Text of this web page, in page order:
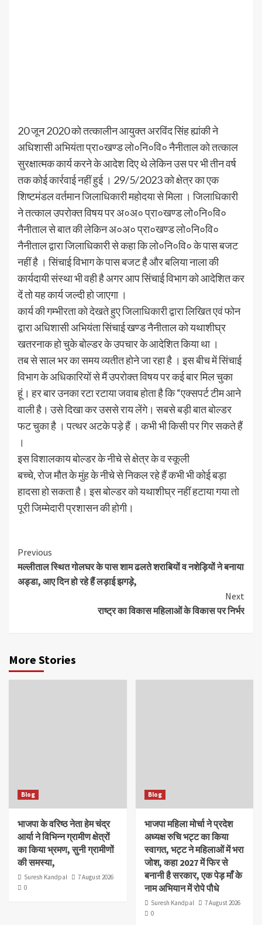
20 जून 2020 को तत्कालीन आयुक्त अरविंद सिंह ह्यांकी ने
अधिशासी अभियंता प्रा०खण्ड लो०नि०वि० नैनीताल को तत्काल
सुरक्षात्मक कार्य करने के आदेश दिए थे लेकिन उस पर भी तीन वर्ष
तक कोई कार्रवाई नहीं हुई । 29/5/2023 को क्षेत्र का एक
शिष्टमंडल वर्तमान जिलाधिकारी महोदया से मिला । जिलाधिकारी
ने तत्काल उपरोक्त विषय पर अ०अ० प्रा०खण्ड लो०नि०वि०
नैनीताल से बात की लेकिन अ०अ० प्रा०खण्ड लो०नि०वि०
नैनीताल द्वारा जिलाधिकारी से कहा कि लो०नि०वि० के पास बजट
नहीं है । सिंचाई विभाग के पास बजट है और बलिया नाला की
कार्यदायी संस्था भी वही है अगर आप सिंचाई विभाग को आदेशित कर
दें तो यह कार्य जल्दी हो जाएगा ।
कार्य की गम्भीरता को देखते हुए जिलाधिकारी द्वारा लिखित एवं फोन
द्वारा अधिशासी अभियंता सिंचाई खण्ड नैनीताल को यथाशीघ्र
खतरनाक हो चुके बोल्डर के उपचार के आदेशित किया था ।
तब से साल भर का समय व्यतीत होने जा रहा है । इस बीच में सिंचाई
विभाग के अधिकारियों से मैं उपरोक्त विषय पर कई बार मिल चुका
हूं। हर बार उनका रटा रटाया जवाब होता है कि “एक्सपर्ट टीम आने
वाली है। उसे दिखा कर उससे राय लेंगे। सबसे बड़ी बात बोल्डर
फट चुका है । पत्थर अटके पड़े हैं । कभी भी किसी पर गिर सकते हैं
।
इस विशालकाय बोल्डर के नीचे से क्षेत्र के व स्कूली
बच्चे, रोज मौत के मुंह के नीचे से निकल रहे हैं कभी भी कोई बड़ा
हादसा हो सकता है। इस बोल्डर को यथाशीघ्र नहीं हटाया गया तो
पूरी जिम्मेदारी प्रशासन की होगी।
Continue
Reading
Previous
मल्लीताल स्थित गोलघर के पास शाम ढलते शराबियों व नशेड़ियों ने बनाया
अड्डा, आए दिन हो रहे हैं लड़ाई झगड़े,
Next
राष्ट्र का विकास महिलाओं के विकास पर निर्भर
More Stories
Blog
भाजपा के वरिष्ठ नेता हेम चंद्र
आर्या ने विभिन्न ग्रामीण क्षेत्रों
का किया भ्रमण, सुनी ग्रामीणों
की समस्या,
Suresh Kandpal
7 August 2026
0
Blog
भाजपा महिला मोर्चा ने प्रदेश
अध्यक्ष रुचि भट्ट का किया
स्वागत, भट्ट ने महिलाओं में भरा
जोश, कहा 2027 में फिर से
बनानी है सरकार, एक पेड़ माँ के
नाम अभियान में रोपे पौधे
Suresh Kandpal
7 August 2026
0